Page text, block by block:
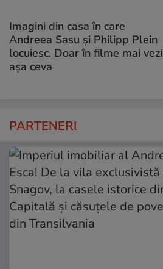
Imagini din casa în care
Andreea Sasu și Philipp Plein
locuiesc. Doar în filme mai vezi
așa ceva
PARTENERI